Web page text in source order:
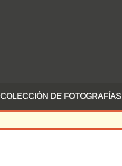
COLECCIÓN DE FOTOGRAFÍAS